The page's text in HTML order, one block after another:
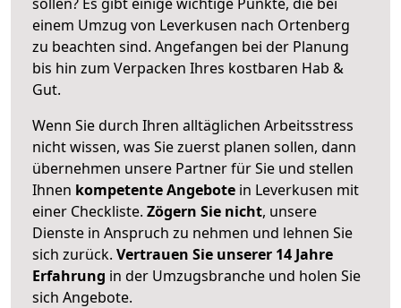
einem Umzug von Leverkusen nach Ortenberg
zu beachten sind. Angefangen bei der Planung
bis hin zum Verpacken Ihres kostbaren Hab &
Gut.
Wenn Sie durch Ihren alltäglichen Arbeitsstress
nicht wissen, was Sie zuerst planen sollen, dann
übernehmen unsere Partner für Sie und stellen
Ihnen kompetente Angebote in Leverkusen mit
einer Checkliste. Zögern Sie nicht, unsere
Dienste in Anspruch zu nehmen und lehnen Sie
sich zurück. Vertrauen Sie unserer 14 Jahre
Erfahrung in der Umzugsbranche und holen Sie
sich Angebote.